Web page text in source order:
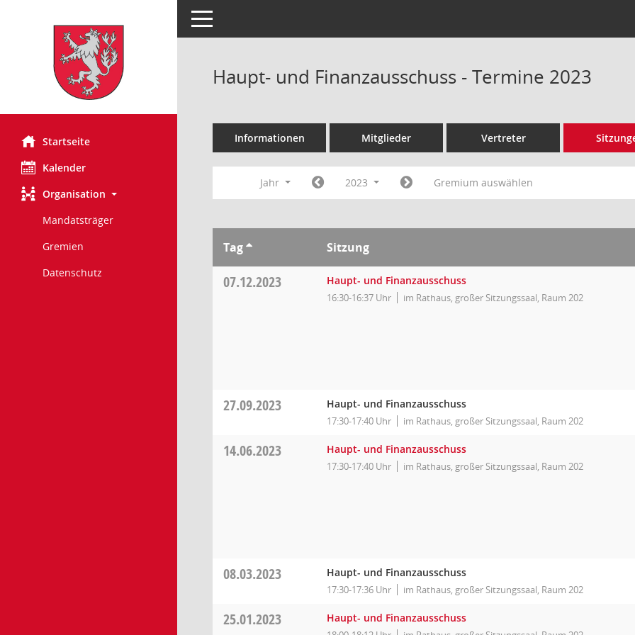
Startseite
Kalender
Organisation
Mandatsträger
Gremien
Datenschutz
Toggle navigation
Haupt- und Finanzausschuss - Termine 2023
Informationen Mitglieder Vertreter
Jahr 2023 Gremium auswählen
Tag Sitzung
07.12.2023 Haupt- und Finanzausschuss
16:30-16:37 Uhr im Rathaus, großer Sitzungssaal, Raum 202
27.09.2023 Haupt- und Finanzausschuss
17:30-17:40 Uhr im Rathaus, großer Sitzungssaal, Raum 202
14.06.2023 Haupt- und Finanzausschuss
17:30-17:40 Uhr im Rathaus, großer Sitzungssaal, Raum 202
08.03.2023 Haupt- und Finanzausschuss
17:30-17:36 Uhr im Rathaus, großer Sitzungssaal, Raum 202
25.01.2023 Haupt- und Finanzausschuss